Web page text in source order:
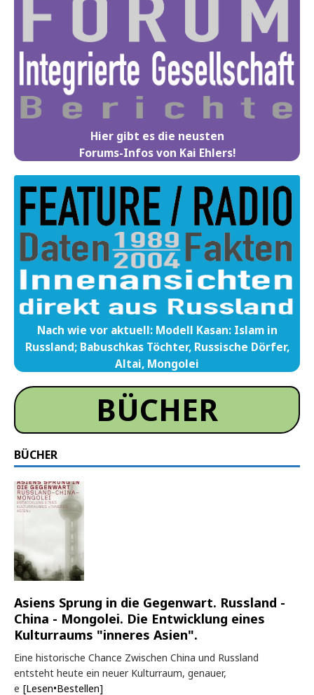
Hier gibt es die neusten
Forums-Infos von Kai Ehlers!
Nach wie vor aktuell: Modell Kasan: Islam in
Russland; Babuschkas Töchter, Russische Dörfer,
Altai, Mongolei
BÜCHER
BÜCHER
Asiens Sprung in die Gegenwart. Russland -
China - Mongolei. Die Entwicklung eines
Kulturraums "inneres Asien".
Eine historische Chance Zwischen China und Russland
entsteht heute ein neuer Kulturraum, genauer,
e [Lesen•Bestellen]